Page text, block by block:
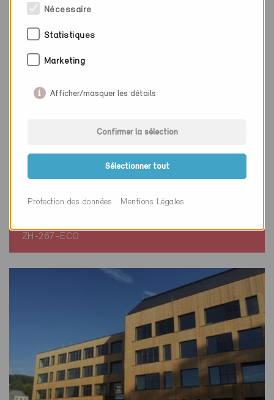
Zürich 8005
ZH-267-ECO
Nécessaire
Statistiques
Marketing
Afficher/masquer les détails
Confirmer la sélection
Sélectionner tout
Protection des données Mentions Légales